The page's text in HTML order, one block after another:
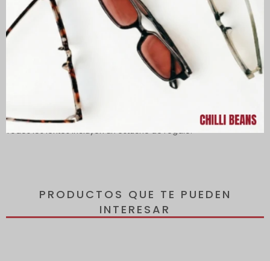
Descripción
Lentes con protección 100% contra los rayos UVA y UVB, que
protegen tus ojos de los rayos dañinos del sol y reducen el
riesgo de desarrollar enfermedades oculares.
Todos los lentes incluyen un estuche de regalo.
PRODUCTOS QUE TE PUEDEN
INTERESAR